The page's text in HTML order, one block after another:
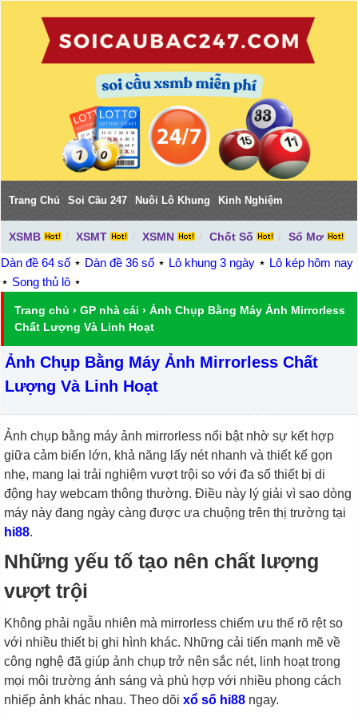
Trang Chủ Soi Cầu 247 Nuôi Lô Khung Kinh Nghiệm
XSMB XSMT XSMN Chốt Số Sổ Mơ
Dàn đề 64 số ⋆ Dàn đề 36 số ⋆ Lô khung 3 ngày ⋆ Lô kép hôm nay
⋆ Song thủ lô ⋆
Trang chủ › GP nhà cái › Ảnh Chụp Bằng Máy Ảnh Mirrorless
Chất Lượng Và Linh Hoạt
Ảnh Chụp Bằng Máy Ảnh Mirrorless Chất
Lượng Và Linh Hoạt
Ảnh chụp bằng máy ảnh mirrorless nổi bật nhờ sự kết hợp
giữa cảm biến lớn, khả năng lấy nét nhanh và thiết kế gọn
nhẹ, mang lại trải nghiệm vượt trội so với đa số thiết bị di
động hay webcam thông thường. Điều này lý giải vì sao dòng
máy này đang ngày càng được ưa chuộng trên thị trường tại
hi88.
Những yếu tố tạo nên chất lượng
vượt trội
Không phải ngẫu nhiên mà mirrorless chiếm ưu thế rõ rệt so
với nhiều thiết bị ghi hình khác. Những cải tiến mạnh mẽ về
công nghệ đã giúp ảnh chụp trở nên sắc nét, linh hoạt trong
mọi môi trường ánh sáng và phù hợp với nhiều phong cách
nhiếp ảnh khác nhau. Theo dõi xổ số hi88 ngay.